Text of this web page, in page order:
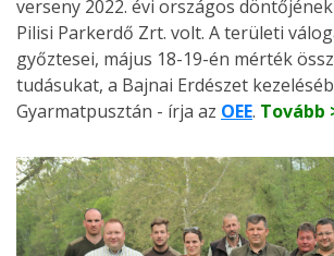
verseny 2022. évi országos
Pilisi Parkerdő Zrt. volt. A területi
győztesei, május 18-19-én mérték
tudásukat, a Bajnai Erdészet
Gyarmatpusztán - írja az OEE. Tovább